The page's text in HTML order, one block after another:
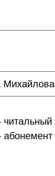
Михайлова